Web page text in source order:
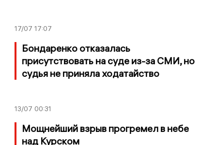
17/07 17:07
Бондаренко отказалась
присутствовать на суде из-за СМИ, но
судья не приняла ходатайство
13/07 00:31
Мощнейший взрыв прогремел в небе
над Курском